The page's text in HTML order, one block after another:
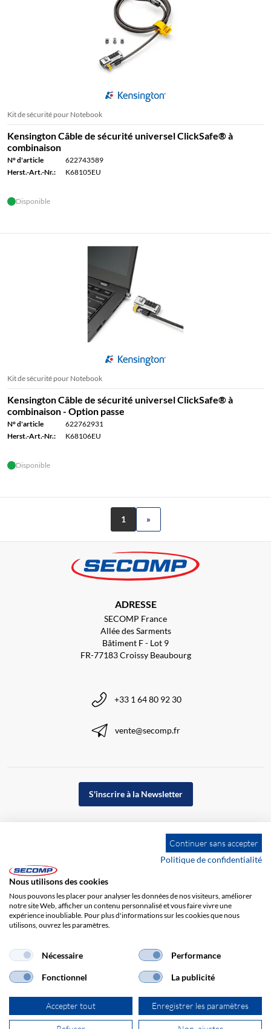
Kit de sécurité pour Notebook
Kensington Câble de sécurité universel ClickSafe® à
combinaison
N° d'article
622743589
Herst.-Art.-Nr.:
K68105EU
Disponible
Kit de sécurité pour Notebook
Kensington Câble de sécurité universel ClickSafe® à
combinaison - Option passe
N° d'article
622762931
Herst.-Art.-Nr.:
K68106EU
Disponible
1 »
ADRESSE
SECOMP France
Allée des Sarments
Bâtiment F - Lot 9
FR-77183 Croissy Beaubourg
+33 1 64 80 92 30
vente@secomp.fr
S'inscrire à la Newsletter
Impression Responsabilité
Continuer sans accepter
Politique de confidentialité
Nous utilisons des cookies
Nous pouvons les placer pour analyser les données de nos visiteurs, améliorer
notre site Web, afficher un contenu personnalisé et vous faire vivre une
expérience inoubliable. Pour plus d'informations sur les cookies que nous
utilisons, ouvrez les paramètres.
Nécessaire Performance
Fonctionnel La publicité
Accepter tout Enregistrer les paramètres